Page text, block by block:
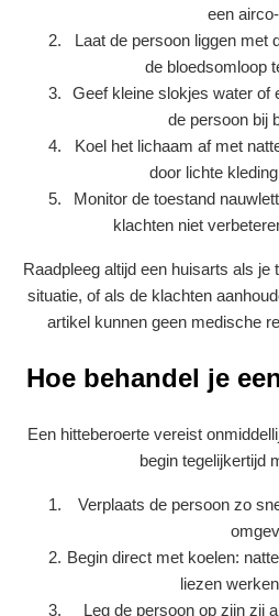
een
Laat de persoon liggen met
de bloedsomloop
Geef kleine slokjes water of
de persoon bij
Koel het lichaam af met
door lichte
Monitor de toestand
klachten niet
Raadpleeg altijd een huisarts als je
situatie, of als de klachten
artikel kunnen geen medische
Hoe behandel je
Een hitteberoerte vereist
begin tegelijkertijd
Verplaats de persoon zo
Begin direct met koelen:
liezen
Leg de persoon op zijn zij